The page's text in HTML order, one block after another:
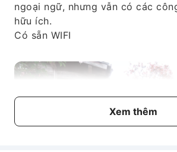
ngoại ngữ, nhưng vẫn có các
hữu ích.
Có sẵn WIFI
Xem thêm